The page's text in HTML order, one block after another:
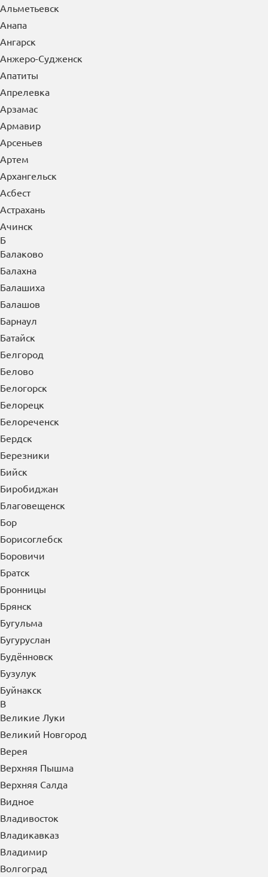
Александров
Алексин
Альметьевск
Анапа
Ангарск
Анжеро-Судженск
Апатиты
Апрелевка
Арзамас
Армавир
Арсеньев
Артем
Архангельск
Асбест
Астрахань
Ачинск
Б
Балаково
Балахна
Балашиха
Балашов
Барнаул
Батайск
Белгород
Белово
Белогорск
Белорецк
Белореченск
Бердск
Березники
Бийск
Биробиджан
Благовещенск
Бор
Борисоглебск
Боровичи
Братск
Бронницы
Брянск
Бугульма
Бугуруслан
Будённовск
Бузулук
Буйнакск
В
Великие Луки
Великий Новгород
Верея
Верхняя Пышма
Верхняя Салда
Видное
Владивосток
Владикавказ